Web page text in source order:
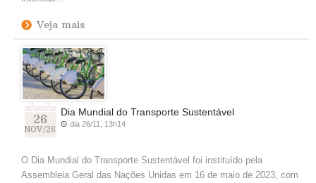
Veja mais
26
NOV/26
Dia Mundial do Transporte Sustentável
dia 26/11, 13h14
O Dia Mundial do Transporte Sustentável foi instituído pela
Assembleia Geral das Nações Unidas em 16 de maio de 2023, com